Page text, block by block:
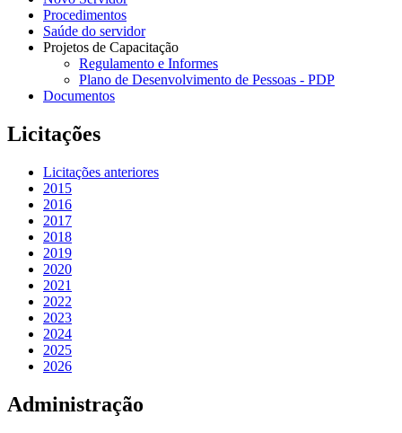
Procedimentos
Saúde do servidor
Projetos de Capacitação
Regulamento e Informes
Plano de Desenvolvimento de Pessoas - PDP
Documentos
Licitações
Licitações anteriores
2015
2016
2017
2018
2019
2020
2021
2022
2023
2024
2025
2026
Administração